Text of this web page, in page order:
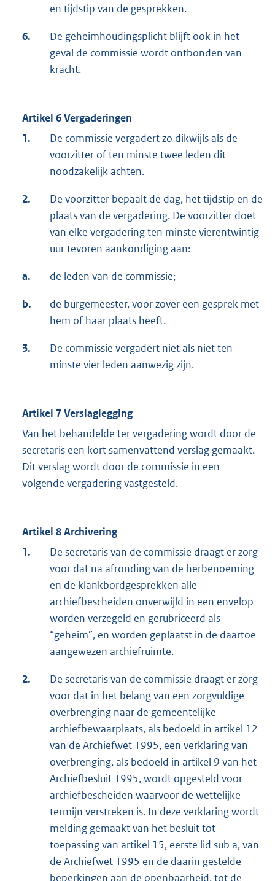
en tijdstip van de gesprekken.
6.
De geheimhoudingsplicht blijft ook in het
geval de commissie wordt ontbonden van
kracht.
Artikel 6 Vergaderingen
1.
De commissie vergadert zo dikwijls als de
voorzitter of ten minste twee leden dit
noodzakelijk achten.
2.
De voorzitter bepaalt de dag, het tijdstip en de
plaats van de vergadering. De voorzitter doet
van elke vergadering ten minste vierentwintig
uur tevoren aankondiging aan:
a. de leden van de commissie;
b.
de burgemeester, voor zover een gesprek met
hem of haar plaats heeft.
3.
De commissie vergadert niet als niet ten
minste vier leden aanwezig zijn.
Artikel 7 Verslaglegging
Van het behandelde ter vergadering wordt door de
secretaris een kort samenvattend verslag gemaakt.
Dit verslag wordt door de commissie in een
volgende vergadering vastgesteld.
Artikel 8 Archivering
1.
De secretaris van de commissie draagt er zorg
voor dat na afronding van de herbenoeming
en de klankbordgesprekken alle
archiefbescheiden onverwijld in een envelop
worden verzegeld en gerubriceerd als
“geheim”, en worden geplaatst in de daartoe
aangewezen archiefruimte.
2.
De secretaris van de commissie draagt er zorg
voor dat in het belang van een zorgvuldige
overbrenging naar de gemeentelijke
archiefbewaarplaats, als bedoeld in artikel 12
van de Archiefwet 1995, een verklaring van
overbrenging, als bedoeld in artikel 9 van het
Archiefbesluit 1995, wordt opgesteld voor
archiefbescheiden waarvoor de wettelijke
termijn verstreken is. In deze verklaring wordt
melding gemaakt van het besluit tot
toepassing van artikel 15, eerste lid sub a, van
de Archiefwet 1995 en de daarin gestelde
beperkingen aan de openbaarheid, tot de